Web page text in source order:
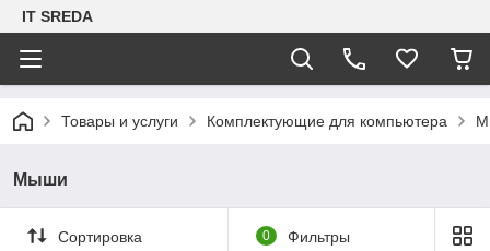
IT SREDA
Товары и услуги Комплектующие для компьютера
Мыши
Сортировка 0 Фильтры